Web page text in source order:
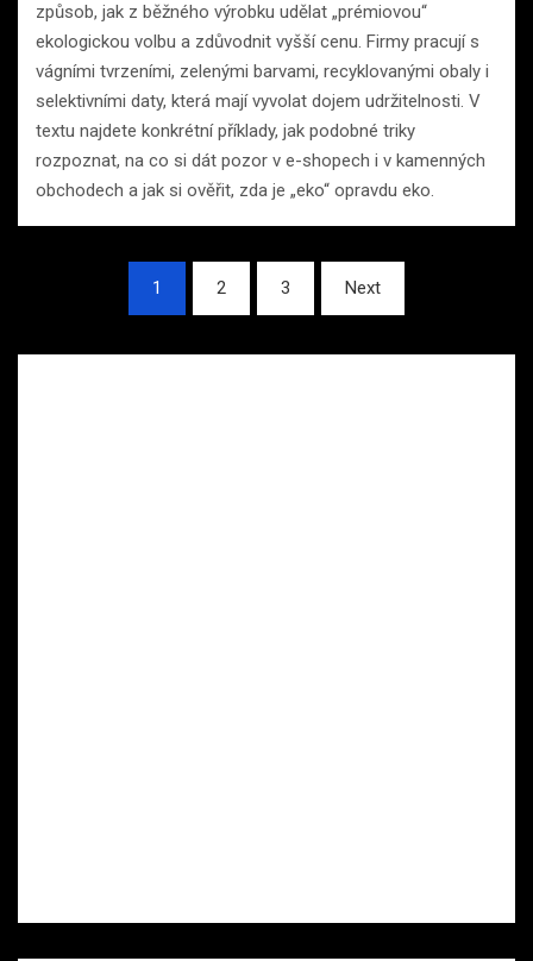
způsob, jak z běžného výrobku udělat „prémiovou“
ekologickou volbu a zdůvodnit vyšší cenu. Firmy pracují s
vágními tvrzeními, zelenými barvami, recyklovanými obaly i
selektivními daty, která mají vyvolat dojem udržitelnosti. V
textu najdete konkrétní příklady, jak podobné triky
rozpoznat, na co si dát pozor v e-shopech i v kamenných
obchodech a jak si ověřit, zda je „eko“ opravdu eko.
Stránkování
příspěvků
1 2 3 Next